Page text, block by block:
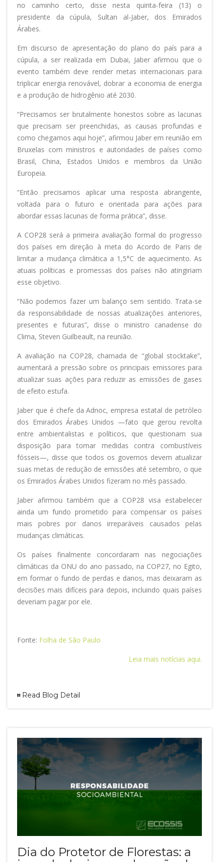
no caminho certo, disse nesta quinta-feira (13) o
presidente da cúpula, Sultan al-Jaber, dos Emirados
Árabes.
Em discurso de apresentação do plano do país para a
cúpula, a ser realizada em Dubai, Jaber afirmou que o
evento também deve render metas internacionais para
triplicar energia renovável, dobrar a economia de energia
e a produção de hidrogênio até 2030.
“Precisamos ser brutalmente honestos sobre as lacunas
que precisam ser preenchidas, as causas profundas e
como chegamos aqui hoje”, afirmou Jaber em reunião em
Bruxelas com ministros e autoridades de países como
Brasil, China, Estados Unidos e membros da União
Europeia.
“Então precisamos aplicar uma resposta abrangente,
voltada para o futuro e orientada para ações para
abordar essas lacunas de forma prática”, disse.
A COP28 será a primeira avaliação formal do progresso
dos países em direção à meta do Acordo de Paris de
limitar a mudança climática a 1,5°C de aquecimento. As
atuais políticas e promessas dos países não atingiriam
esse objetivo.
“Não podemos fazer um balanço sem sentido. Trata-se
da responsabilidade de nossas atualizações anteriores,
presentes e futuras”, disse o ministro canadense do
Clima, Steven Guilbeault, na reunião.
A avaliação na COP28, chamada de “global stocktake”,
aumentará a pressão sobre os principais emissores para
atualizar suas ações para reduzir as emissões de gases
de efeito estufa.
Jaber que é chefe da Adnoc, empresa estatal de petróleo
dos Emirados Árabes Unidos —fato que gerou revolta
entre ambientalistas e políticos, que questionam sua
disposição para tomar medidas contra combustíveis
fósseis—, disse que todos os governos devem atualizar
suas metas de redução de emissões até setembro, o que
os Emirados Árabes Unidos fizeram no mês passado.
Jaber afirmou também que a COP28 visa estabelecer
ainda um fundo prometido para compensar os países
mais pobres por danos irreparáveis causados pelas
mudanças climáticas.
Os países finalmente concordaram nas negociações
climáticas da ONU do ano passado, na COP27, no Egito,
em formar o fundo de perdas e danos, mas deixaram as
decisões mais difíceis para depois, incluindo quais países
deveriam pagar por ele.
Fonte: Folha de São Paulo
Leia mais notícias aqui.
Read Blog Detail
Dia do Protetor de Florestas: a